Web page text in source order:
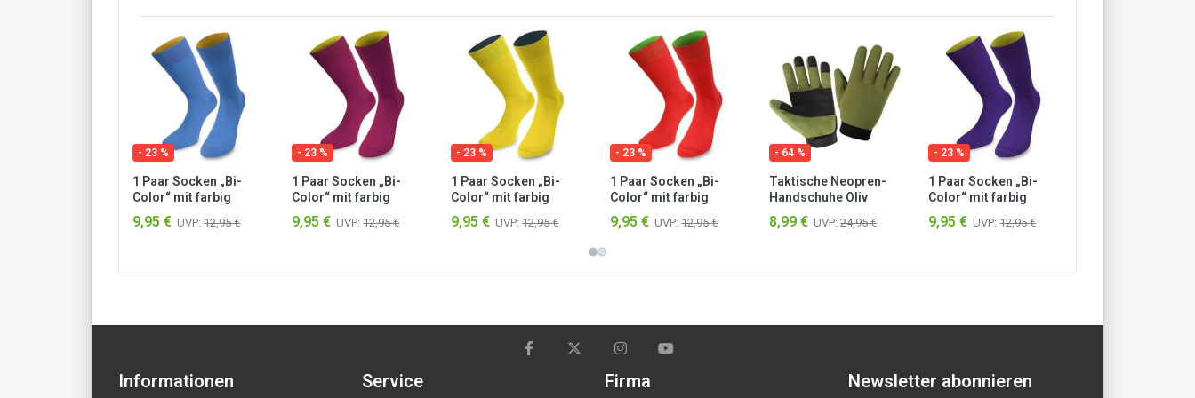
- 23 %
1 Paar Socken „Bi-
Color“ mit farbig
abgesetztem Bund
Himmelblau/Aprikose
9,95 € UVP: 12,95 €
- 23 %
1 Paar Socken „Bi-
Color“ mit farbig
abgesetztem Bund
Magenta/Gelb
9,95 € UVP: 12,95 €
- 23 %
1 Paar Socken „Bi-
Color“ mit farbig
abgesetztem Bund
Gelb/Marine
9,95 € UVP: 12,95 €
- 23 %
1 Paar Socken „Bi-
Color“ mit farbig
abgesetztem Bund
Rot/Apfelgrün
9,95 € UVP: 12,95 €
- 64 %
Taktische Neopren-
Handschuhe Oliv
8,99 € UVP: 24,95 €
- 23 %
1 Paar Socken „Bi-
Color“ mit farbig
abgesetztem Bund
Lila/Limette
9,95 € UVP: 12,95 €
Informationen Service Firma Newsletter abonnieren